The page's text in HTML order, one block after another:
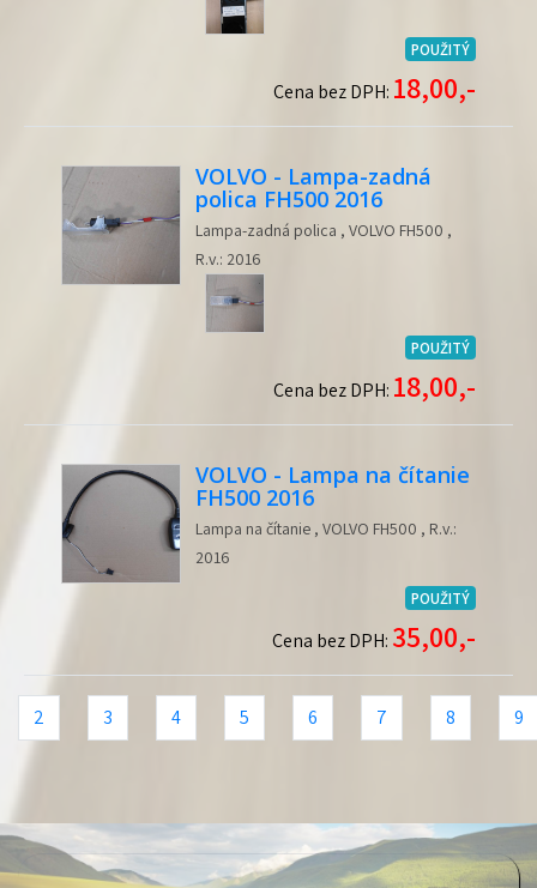
POUŽITÝ
Cena bez DPH: 18,00,-
VOLVO - Lampa-zadná
polica FH500 2016
Lampa-zadná polica , VOLVO FH500 ,
R.v.: 2016
POUŽITÝ
Cena bez DPH: 18,00,-
VOLVO - Lampa na čítanie
FH500 2016
Lampa na čítanie , VOLVO FH500 , R.v.:
2016
POUŽITÝ
Cena bez DPH: 35,00,-
2 3 4 5 6 7 8 9